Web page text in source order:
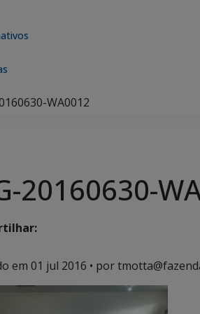
WA0012
20160630-
em 01 jul 2016 • por